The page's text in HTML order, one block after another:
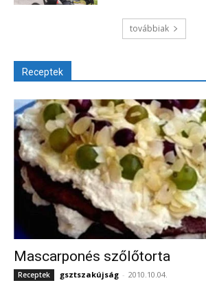
továbbiak
Receptek
Mascarponés szőlőtorta
Receptek gsztszakújság - 2010.10.04.